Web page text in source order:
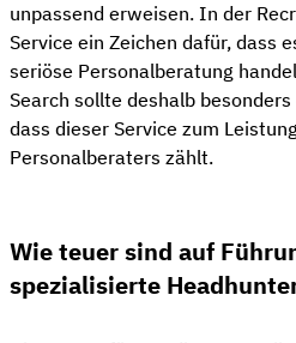
unpassend erweisen. In der
Service ein Zeichen dafür, dass
seriöse Personalberatung
Search sollte deshalb
dass dieser Service zum
Personalberaters zählt.
Wie teuer sind auf
spezialisierte